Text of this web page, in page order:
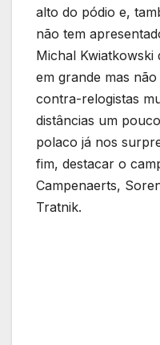
alto do pódio e,
não tem
Michal
em grande mas
contra-relogistas
distâncias um
polaco já nos
fim, destacar o
Campenaerts,
Tratnik.